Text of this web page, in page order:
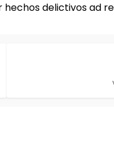
delictivos ad